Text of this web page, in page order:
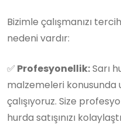
Bizimle çalışmanızı
nedeni vardır:
✅ Profesyonellik:Sarı
malzemeleri konusunda
çalışıyoruz. Size
hurda satışınızı